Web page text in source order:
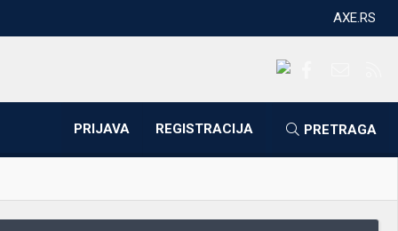
AXE.RS
PRIJAVA REGISTRACIJA PRETRAGA